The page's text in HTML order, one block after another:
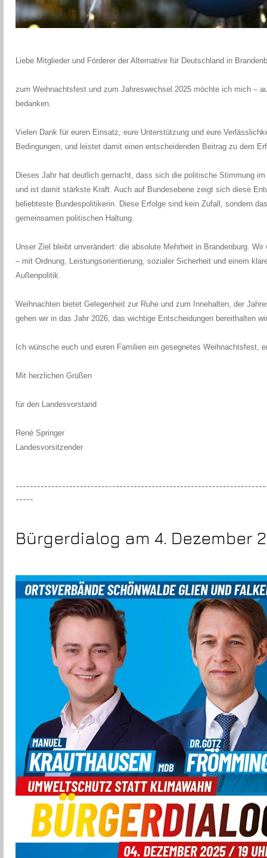
Liebe Mitglieder und Förderer der Alternative für Deutschland in
zum Weihnachtsfest und zum Jahreswechsel 2025 möchte ich mich –
bedanken.
Vielen Dank für euren Einsatz, eure Unterstützung und eure
Bedingungen, und leistet damit einen entscheidenden Beitrag zu dem
Dieses Jahr hat deutlich gemacht, dass sich die politische Stimmung
und ist damit stärkste Kraft. Auch auf Bundesebene zeigt sich diese
beliebteste Bundespolitikerin. Diese Erfolge sind kein Zufall, sondern
gemeinsamen politischen Haltung.
Unser Ziel bleibt unverändert: die absolute Mehrheit in Brandenburg.
– mit Ordnung, Leistungsorientierung, sozialer Sicherheit und einem
Außenpolitik.
Weihnachten bietet Gelegenheit zur Ruhe und zum Innehalten, der
gehen wir in das Jahr 2026, das wichtige Entscheidungen bereithalten
Ich wünsche euch und euren Familien ein gesegnetes Weihnachtsfest,
Mit herzlichen Grüßen
für den Landesvorstand
René Springer
Landesvorsitzender
-----
Bürgerdialog am 4. Dezember